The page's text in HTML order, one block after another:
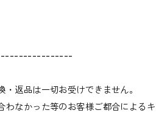
返品は一切お受けできません。
わなかった等のお客様ご都合によるキ